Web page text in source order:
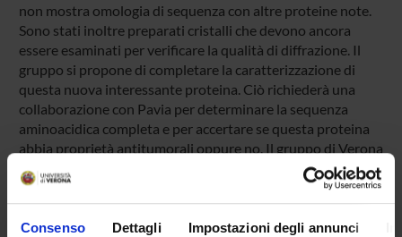
Consenso Dettagli Impostazioni degli annunci
non mostra omologia di sequenza con altre proteine note.
Sono stati inoltre preparati cristalli che devono ancora
essere esaminati per verificare la qualità di diffrazione. Il
gruppo si propone di completare la caratterizzazione di
questa nuova interessante proteina. Ciò richiederà una
collaborazione con Pavia per determinare la sequenza
aminoacidica completa e per accertare se questa proteina
abbia proprietà antitumorali oppure no. Il gruppo di Verona
si concentrerà sulla determinazione della struttura
tridimensionale della proteina e sull'analisi delle
caratteristiche del suo/suoi siti di legame.